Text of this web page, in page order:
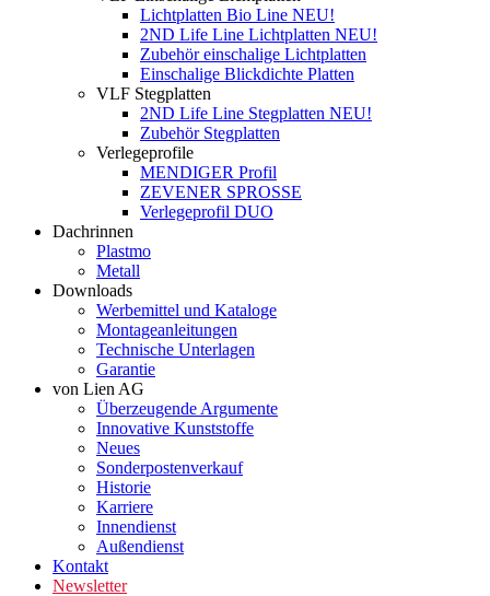
Lichtplatten Bio Line NEU!
2ND Life Line Lichtplatten NEU!
Zubehör einschalige Lichtplatten
Einschalige Blickdichte Platten
VLF Stegplatten
2ND Life Line Stegplatten NEU!
Zubehör Stegplatten
Verlegeprofile
MENDIGER Profil
ZEVENER SPROSSE
Verlegeprofil DUO
Dachrinnen
Plastmo
Metall
Downloads
Werbemittel und Kataloge
Montageanleitungen
Technische Unterlagen
Garantie
von Lien AG
Überzeugende Argumente
Innovative Kunststoffe
Neues
Sonderpostenverkauf
Historie
Karriere
Innendienst
Außendienst
Kontakt
Newsletter